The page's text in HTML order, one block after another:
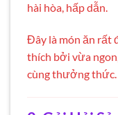
hài hòa, hấp dẫn.
Đây là món ăn rất
thích bởi vừa
cùng thưởng thức.